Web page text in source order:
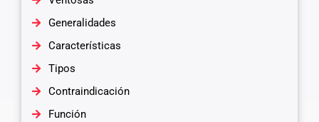
Generalidades
Características
Tipos
Contraindicación
Función